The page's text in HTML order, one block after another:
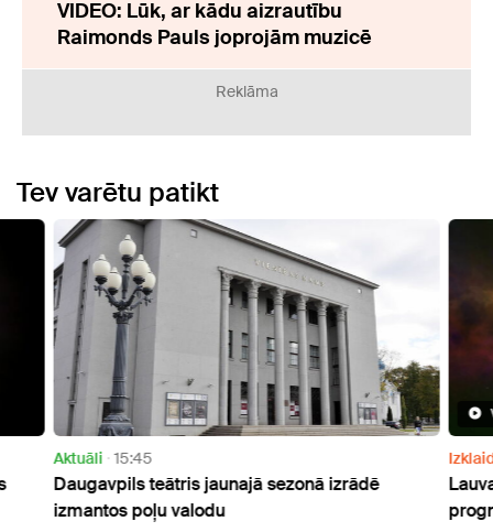
VIDEO: Lūk, ar kādu aizrautību
Raimonds Pauls joprojām muzicē
Reklāma
Tev varētu patikt
Aktuāli 15:45
Daugavpils teātris jaunajā sezonā izrādē
izmantos poļu valodu